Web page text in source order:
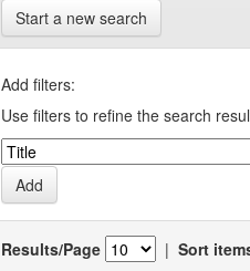
Start a new search
Add filters:
Use filters to refine the search
Results/Page | Sort